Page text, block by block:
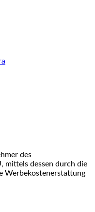
des
mittels dessen durch die
Werbekostenerstattung